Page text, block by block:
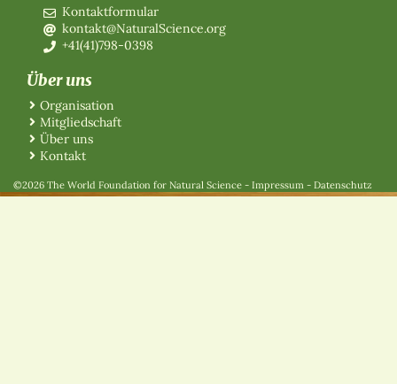
Kontaktformular
kontakt@NaturalScience.org
+41(41)798-0398
Über uns
Organisation
Mitgliedschaft
Über uns
Kontakt
©2026 The World Foundation for Natural Science - Impressum - Datenschutz